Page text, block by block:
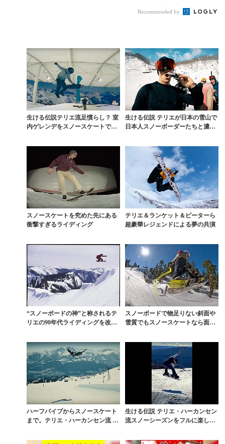
Recommended by
生ける伝説テリエ流足慣らし？ 室
内ゲレンデをスノースケートで滑
生ける伝説 テリエが日本の雪山で
日本人スノーボーダーたちと濃厚
スノースケートを究めた先にある
衝撃すぎるライディング
テリエ＆ランケット＆ピーターら
超豪華レジェンドによる夢の共演
“スノーボードの神”と称されるテ
リエの90年代ライディングを改め
スノーボードで物足りない斜面や
雪質でもスノースケートなら面白
ハーフパイプからスノースケート
まで。テリエ・ハーカンセン流 春
生ける伝説 テリエ・ハーカンセン
流スノーシーズンをフルに楽しむ